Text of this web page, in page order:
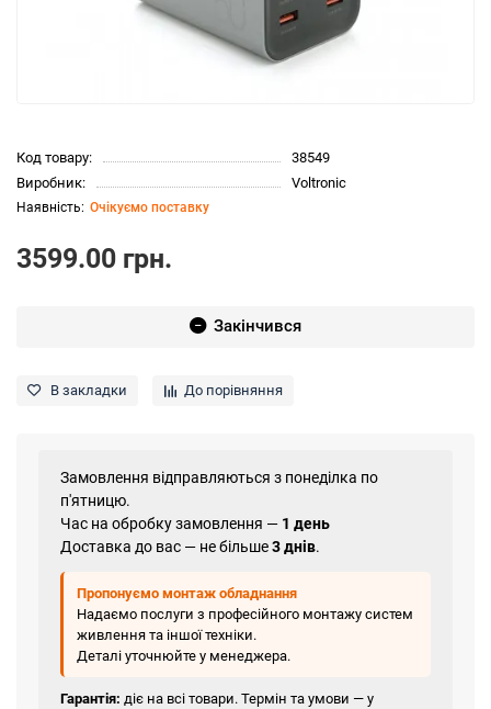
Код товару:
38549
Виробник:
Voltronic
Очікуємо поставку
3599.00 грн.
Закінчився
В закладки До порівняння
Замовлення відправляються з понеділка по
п'ятницю.
Час на обробку замовлення — 1 день
Доставка до вас — не більше3 днів.
Пропонуємо монтаж обладнання
Надаємо послуги з професійного монтажу систем
живлення та іншої техніки.
Деталі уточнюйте у менеджера.
Гарантія: діє на всі товари. Термін та умови — у